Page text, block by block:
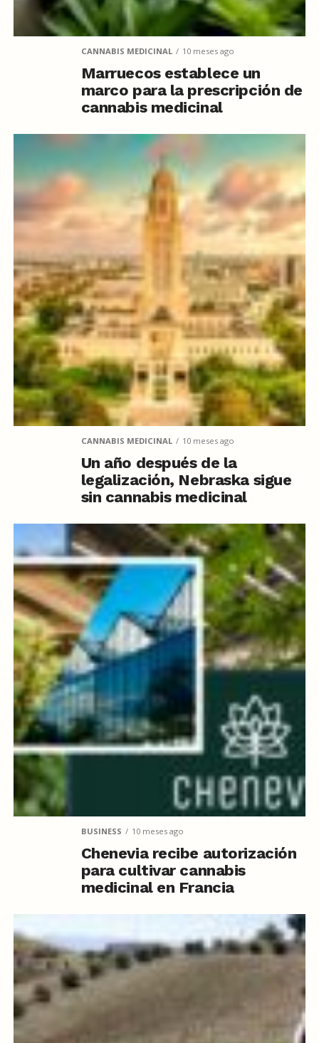
CANNABIS MEDICINAL 10 meses ago
Marruecos establece un
marco para la prescripción de
cannabis medicinal
CANNABIS MEDICINAL 10 meses ago
Un año después de la
legalización, Nebraska sigue
sin cannabis medicinal
BUSINESS 10 meses ago
Chenevia recibe autorización
para cultivar cannabis
medicinal en Francia